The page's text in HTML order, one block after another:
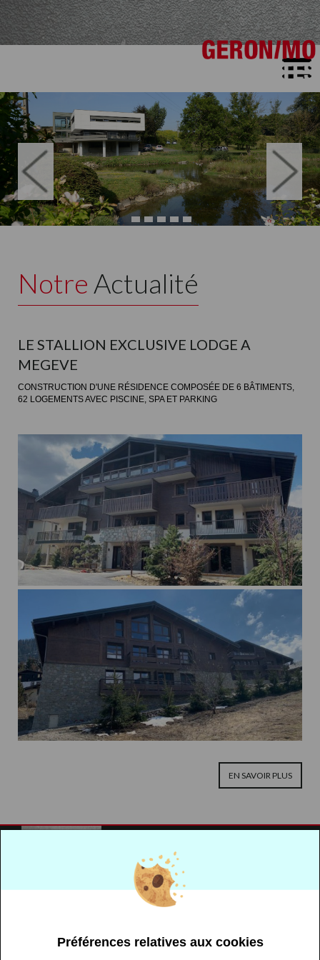
ACCUEIL
CONTACTS ▼
Notre Actualité
LE STALLION EXCLUSIVE LODGE A
MEGEVE
CONSTRUCTION D'UNE RÉSIDENCE COMPOSÉE DE 6 BÂTIMENTS,
62 LOGEMENTS AVEC PISCINE, SPA ET PARKING
EN SAVOIR PLUS
visite...Préférences relatives aux cookies